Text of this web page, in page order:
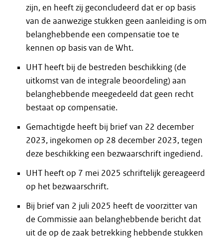
zijn, en heeft zij geconcludeerd dat er op basis
van de aanwezige stukken geen aanleiding is om
belanghebbende een compensatie toe te
kennen op basis van de Wht.
UHT heeft bij de bestreden beschikking (de
uitkomst van de integrale beoordeling) aan
belanghebbende meegedeeld dat geen recht
bestaat op compensatie.
Gemachtigde heeft bij brief van 22 december
2023, ingekomen op 28 december 2023, tegen
deze beschikking een bezwaarschrift ingediend.
UHT heeft op 7 mei 2025 schriftelijk gereageerd
op het bezwaarschrift.
Bij brief van 2 juli 2025 heeft de voorzitter van
de Commissie aan belanghebbende bericht dat
uit de op de zaak betrekking hebbende stukken